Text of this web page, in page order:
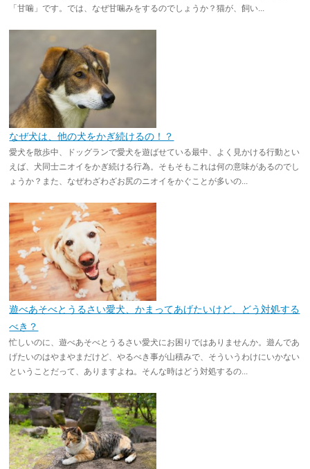
「甘噛」です。では、なぜ甘噛みをするのでしょうか？猫が、飼い...
なぜ犬は、他の犬をかぎ続けるの！？
愛犬を散歩中、ドッグランで愛犬を遊ばせている最中、よく見かける行動とい
えば、犬同士ニオイをかぎ続ける行為。そもそもこれは何の意味があるのでし
ょうか？また、なぜわざわざお尻のニオイをかぐことが多いの...
遊べあそべとうるさい愛犬、かまってあげたいけど、どう対処する
べき？
忙しいのに、遊べあそべとうるさい愛犬にお困りではありませんか。遊んであ
げたいのはやまやまだけど、やるべき事が山積みで、そういうわけにいかない
ということだって、ありますよね。そんな時はどう対処するの...